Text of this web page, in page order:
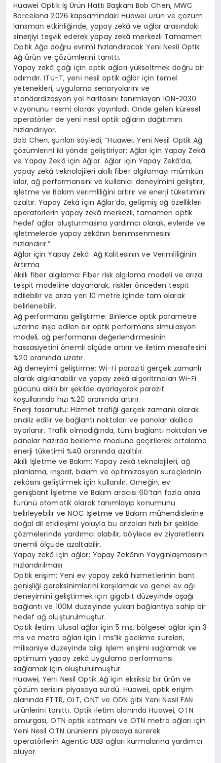
Huawei Optik İş Ürün Hattı Başkanı Bob Chen, MWC
Barcelona 2026 kapsamındaki Huawei ürün ve çözüm
lansman etkinliğinde, yapay zekâ ve ağlar arasındaki
sinerjiyi teşvik ederek yapay zekâ merkezli Tamamen
Optik Ağa doğru evrimi hızlandıracak Yeni Nesil Optik
Ağ ürün ve çözümlerini tanıttı.
Yapay zekâ çağı için optik ağları yükseltmek doğru bir
adımdır. ITU-T, yeni nesil optik ağlar için temel
yetenekleri, uygulama senaryolarını ve
standardizasyon yol haritasını tanımlayan ION-2030
vizyonunu resmi olarak yayınladı. Önde gelen küresel
operatörler de yeni nesil optik ağların dağıtımını
hızlandırıyor.
Bob Chen, şunları söyledi, “Huawei, Yeni Nesil Optik Ağ
çözümlerini iki yönde geliştiriyor: Ağlar için Yapay Zekâ
ve Yapay Zekâ için Ağlar. Ağlar için Yapay Zekâ’da,
yapay zekâ teknolojileri akıllı fiber algılamayı mümkün
kılar, ağ performansını ve kullanıcı deneyimini geliştirir,
İşletme ve Bakım verimliliğini artırır ve enerji tüketimini
azaltır. Yapay Zekâ için Ağlar’da, gelişmiş ağ özellikleri
operatörlerin yapay zekâ merkezli, tamamen optik
hedef ağlar oluşturmasına yardımcı olarak, evlerde ve
işletmelerde yapay zekânın benimsenmesini
hızlandırır.”
Ağlar için Yapay Zekâ: Ağ Kalitesinin ve Verimliliğinin
Artırma
Akıllı fiber algılama: Fiber risk algılama modeli ve arıza
tespit modeline dayanarak, riskler önceden tespit
edilebilir ve arıza yeri 10 metre içinde tam olarak
belirlenebilir.
Ağ performansı geliştirme: Binlerce optik parametre
üzerine inşa edilen bir optik performans simülasyon
modeli, ağ performansı değerlendirmesinin
hassasiyetini önemli ölçüde artırır ve iletim mesafesini
%20 oranında uzatır.
Ağ deneyimi geliştirme: Wi-Fi paraziti gerçek zamanlı
olarak algılanabilir ve yapay zekâ algoritmaları Wi-Fi
gücünü akıllı bir şekilde ayarlayarak parazit
koşullarında hızı %20 oranında artırır.
Enerji tasarrufu: Hizmet trafiği gerçek zamanlı olarak
analiz edilir ve bağlantı noktaları ve panolar akıllıca
ayarlanır. Trafik olmadığında, tüm bağlantı noktaları ve
panolar hazırda bekleme moduna geçirilerek ortalama
enerji tüketimi %40 oranında azaltılır.
Akıllı İşletme ve Bakım: Yapay zekâ teknolojileri, ağ
planlama, inşaat, bakım ve optimizasyon süreçlerinin
zekâsını geliştirmek için kullanılır. Örneğin, ev
genişbant İşletme ve Bakım aracısı 60’tan fazla arıza
türünü otomatik olarak tanımlayıp konumunu
belirleyebilir ve NOC İşletme ve Bakım mühendislerine
doğal dil etkileşimi yoluyla bu arızaları hızlı bir şekilde
çözmelerinde yardımcı olabilir, böylece ev ziyaretlerini
önemli ölçüde azaltabilir.
Yapay zekâ için ağlar: Yapay Zekânın Yaygınlaşmasının
Hızlandırılması
Optik erişim: Yeni ev yapay zekâ hizmetlerinin bant
genişliği gereksinimlerini karşılamak ve genel ev ağı
deneyimini geliştirmek için gigabit düzeyinde aşağı
bağlantı ve 100M düzeyinde yukarı bağlantıya sahip bir
hedef ağ oluşturulmuştur.
Optik iletim: Ulusal ağlar için 5 ms, bölgesel ağlar için 3
ms ve metro ağları için 1 ms’lik gecikme süreleri,
milisaniye düzeyinde bilgi işlem erişimi sağlamak ve
optimum yapay zekâ uygulama performansı
sağlamak için oluşturulmuştur.
Huawei, Yeni Nesil Optik Ağ için eksiksiz bir ürün ve
çözüm serisini piyasaya sürdü. Huawei, optik erişim
alanında FTTR, OLT, ONT ve ODN gibi Yeni Nesil FAN
ürünlerini tanıttı. Optik iletim alanında Huawei, OTN
omurgası, OTN optik katmanı ve OTN metro ağları için
Yeni Nesil OTN ürünlerini piyasaya sürerek
operatörlerin Agentic UBB ağları kurmalarına yardımcı
oluyor.